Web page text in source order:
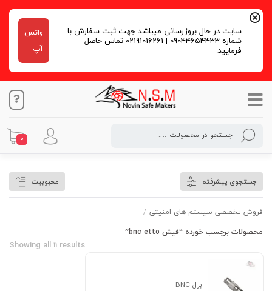
سایت در حال بروزرسانی میباشد.جهت ثبت سفارش با
شماره 09044654433 | 02191016261 تماس حاصل
فرمایید.
واتس
آپ
0
فیش bnc etto
جستجوی پیشرفته محبوبیت
فروش تخصصی سیستم های امنیتی /
محصولات برچسب خورده “فیش bnc etto”
Showing all 11 results
برل BNC